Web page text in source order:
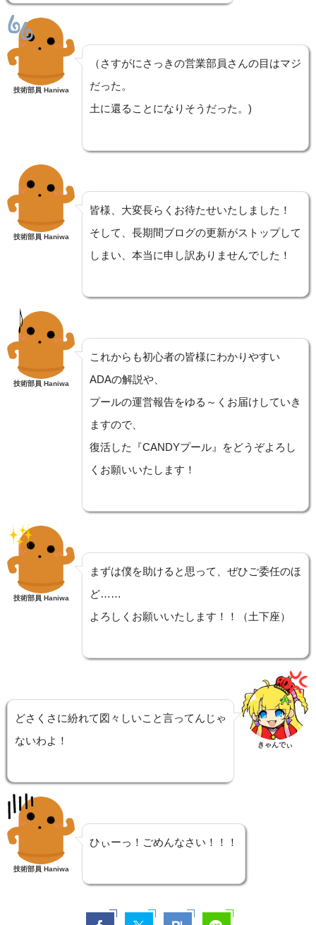
技術部員 Haniwa
（さすがにさっきの営業部員さんの目はマジ
だった。
土に還ることになりそうだった。)
技術部員 Haniwa
皆様、大変長らくお待たせいたしました！
そして、長期間ブログの更新がストップして
しまい、本当に申し訳ありませんでした！
技術部員 Haniwa
これからも初心者の皆様にわかりやすい
ADAの解説や、
プールの運営報告をゆる～くお届けしていき
ますので、
復活した『CANDYプール』をどうぞよろし
くお願いいたします！
技術部員 Haniwa
まずは僕を助けると思って、ぜひご委任のほ
ど……
よろしくお願いいたします！！（土下座）
どさくさに紛れて図々しいこと言ってんじゃ
ないわよ！
きゃんでぃ
技術部員 Haniwa
ひぃーっ！ごめんなさい！！！